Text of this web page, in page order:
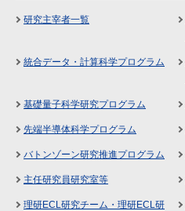
研究主宰者一覧
統合データ・計算科学プログラム
基礎量子科学研究プログラム
先端半導体科学プログラム
バトンゾーン研究推進プログラム
主任研究員研究室等
理研ECL研究チーム・理研ECL研